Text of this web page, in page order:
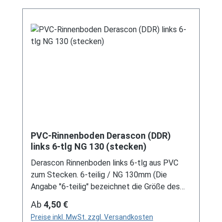
unser Kontaktformular oder per E-Mail
an verkauf@mehag-mhl.de.
PVC-Rinnenboden Derascon (DDR)
links 6-tlg NG 130 (stecken)
Derascon Rinnenboden links 6-tlg aus PVC
zum Stecken. 6-teilig / NG 130mm (Die
Angabe "6-teilig" bezeichnet die Größe des
Artikels, nicht die Stückzahl!) Farben: grau /
braun Bei der Installation von Rinnenelemente
Regulärer Preis:
Ab 4,50 €
Preise inkl. MwSt. zzgl. Versandkosten